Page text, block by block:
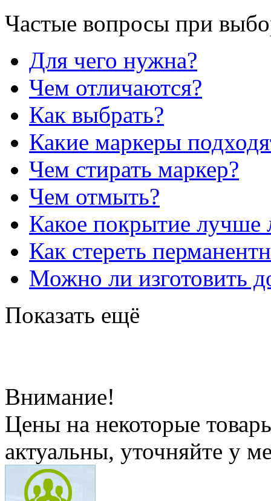
Частые вопросы при
Для чего нужна?
Чем отличаются?
Как выбрать?
Какие маркеры
Чем стирать маркер?
Чем отмыть?
Какое покрытие лучше
Как стереть
Можно ли изготовить
Показать ещё
Внимание!
Цены на некоторые
актуальны, уточняйте у